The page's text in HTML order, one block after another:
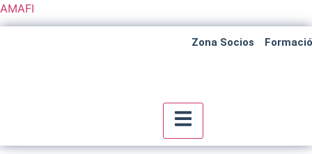
AMAFI
Zona Socios
Menú conmutador